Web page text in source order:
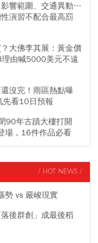
響範圍、交通異動…
演習不配合最高罰
大佛李其展：黃金價
由喊5000美元不遠
沒完！雨區熱點曝
看10日預報
90年古蹟大樓打開
場，16件作品必看
/ HOT NEWS /
勢 vs 嚴峻現實
後群創」成最後稻